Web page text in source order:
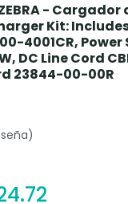
-
Kit:
4001CR, Power
DC Line Cord
23844-00-00R